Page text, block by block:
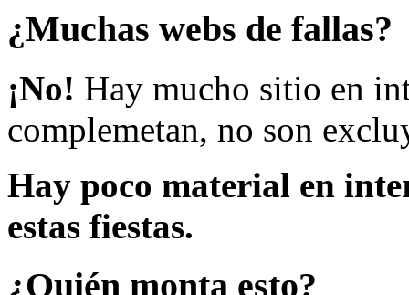
¿Muchas webs de fallas?
¡No! Hay mucho sitio en
complemetan, no son
Hay poco material en
estas fiestas.
¿Quién monta esto?